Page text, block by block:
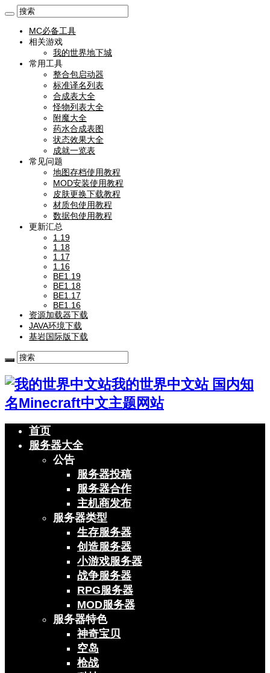
MC必备工具
相关游戏
我的世界地下城
常用工具
整合包启动器
标准译名列表
合成表大全
怪物列表大全
附魔大全
药水合成表图
状态效果大全
成就一览表
常见问题
地图存档使用教程
MOD安装使用教程
皮肤更换下载教程
材质包使用教程
数据包使用教程
更新汇总
1.19
1.18
1.17
1.16
BE1.19
BE1.18
BE1.17
BE1.16
资源加载器下载
JAVA环境下载
基岩国际版下载
我的世界中文站 国内知
名Minecraft中文主题网站
首页
服务器大全
公告
服务器投稿
服务器合作
主机商发布
服务器类型
生存服务器
创造服务器
小游戏服务器
战争服务器
RPG服务器
MOD服务器
服务器特色
神奇宝贝
空岛
枪战